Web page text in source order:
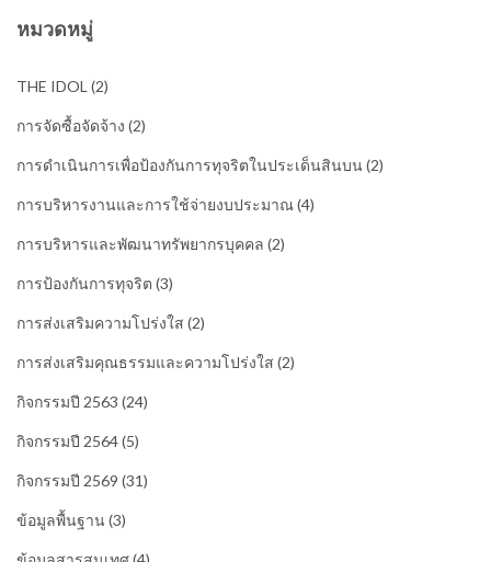
หมวดหมู่
THE IDOL(2)
การจัดซื้อจัดจ้าง (2)
การดำเนินการเพื่อป้องกันการทุจริตในประเด็นสินบน (2)
การบริหารงานและการใช้จ่ายงบประมาณ(4)
การบริหารและพัฒนาทรัพยากรบุคคล (2)
การป้องกันการทุจริต (3)
การส่งเสริมความโปร่งใส (2)
การส่งเสริมคุณธรรมและความโปร่งใส (2)
กิจกรรมปี 2563 (24)
กิจกรรมปี 2564(5)
กิจกรรมปี 2569 (31)
ข้อมูลพื้นฐาน (3)